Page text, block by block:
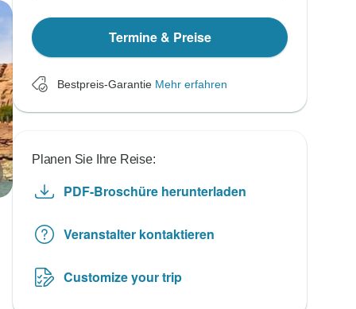
Termine & Preise
Bestpreis-Garantie Mehr erfahren
Planen Sie Ihre Reise:
PDF-Broschüre herunterladen
Veranstalter kontaktieren
Customize your trip